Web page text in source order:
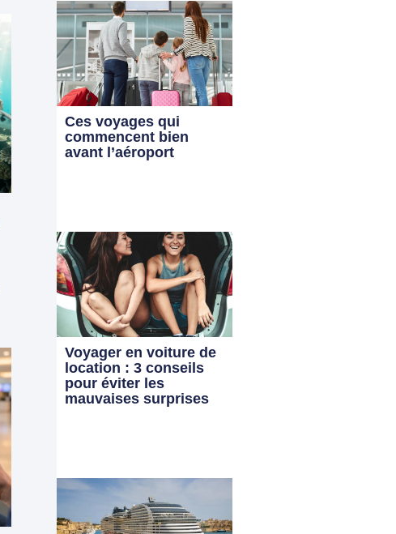
Ces voyages qui
commencent bien
avant l’aéroport
Voyager en voiture de
location : 3 conseils
pour éviter les
mauvaises surprises